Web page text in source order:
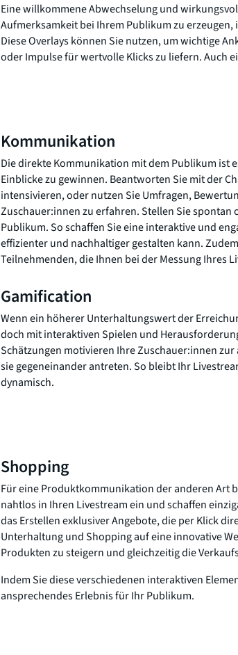
Eine willkommene Abwechselung und
Aufmerksamkeit bei Ihrem Publikum zu
Diese Overlays können Sie nutzen, um wichtige
oder Impulse für wertvolle Klicks zu liefern. Auch
Kommunikation
Die direkte Kommunikation mit dem Publikum ist
Einblicke zu gewinnen. Beantworten Sie mit der
intensivieren, oder nutzen Sie Umfragen,
Zuschauer:innen zu erfahren. Stellen Sie
Publikum. So schaffen Sie eine interaktive und
effizienter und nachhaltiger gestalten kann.
Teilnehmenden, die Ihnen bei der Messung Ihres
Gamification
Wenn ein höherer Unterhaltungswert der
doch mit interaktiven Spielen und
Schätzungen motivieren Ihre Zuschauer:innen
sie gegeneinander antreten. So bleibt Ihr
dynamisch.
Shopping
Für eine Produktkommunikation der anderen Art
nahtlos in Ihren Livestream ein und schaffen
das Erstellen exklusiver Angebote, die per Klick
Unterhaltung und Shopping auf eine innovative
Produkten zu steigern und gleichzeitig die
Indem Sie diese verschiedenen interaktiven
ansprechendes Erlebnis für Ihr Publikum.